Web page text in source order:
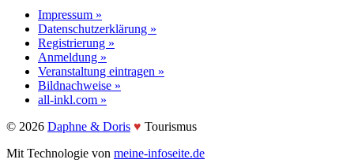
Impressum »
Datenschutzerklärung »
Registrierung »
Anmeldung »
Veranstaltung eintragen »
Bildnachweise »
all-inkl.com »
©️ 2026 Daphne & Doris ♥️ Tourismus
Mit Technologie von meine-infoseite.de